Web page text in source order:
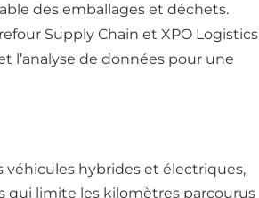
des emballages et déchets.
Supply Chain et XPO Logistics
l’analyse de données pour une
véhicules hybrides et électriques,
qui limite les kilomètres parcourus